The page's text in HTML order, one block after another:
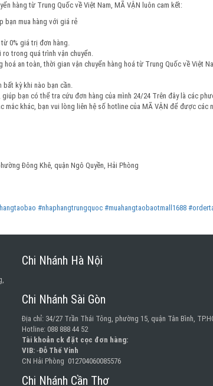
hàng từ Trung Quốc về Việt Nam, MÃ VẬN luôn cam kết:
bạn mua hàng với giá rẻ
0% giá trị đơn hàng.
ro trong quá trình vận chuyển.
an toàn, thời gian vận chuyển hàng hoá từ Trung Quốc về Việt
kỳ khi nào bạn cần.
bạn có thể tra cứu đơn hàng của mình 24/24 Trên đây là các
khác, bạn vui lòng liên hệ số hotline của MÃ VẬN để được các
Đông Khê, quận Ngô Quyền, Hải Phòng
#nhaphangtrungquoc #muahangtaobaotmall1688
Chi Nhánh Hà Nội
Chi Nhánh Sài Gòn
Địa chỉ: 34/27 Trần Thái Tông, phường 15, quận Tân Bình,
Hotline: 088 888 44 52
Tài khoản ck đặt cọc đơn hàng:
VIB: -Đỗ Thế Vinh
CN Hải Phòng 012704060085576
Chi Nhánh Cần Thơ